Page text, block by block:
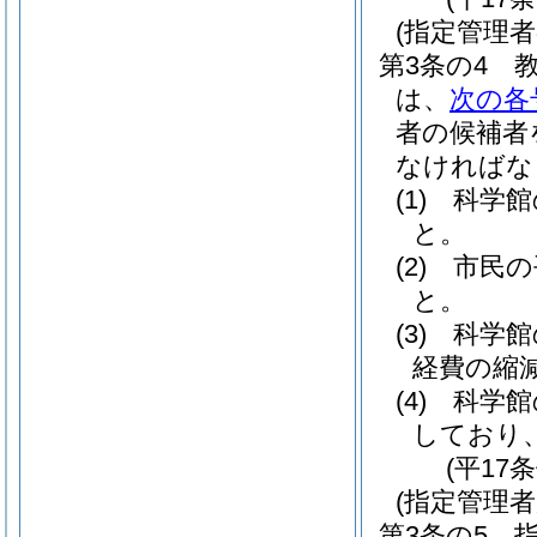
(指定管理
第3条の4
は、 次の各
者の候補
なければ
(1)
科学
と。
(2)
市民
と。
(3)
科学
経費の縮
(4)
科学
しており
(平17
(指定管理